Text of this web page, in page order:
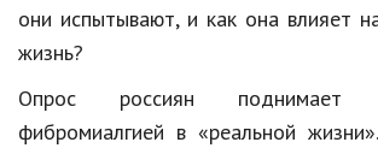
Спорт
Знаменитости
Статьи
они испытывают, и как она влияет
жизнь?
Опрос россиян поднимает
фибромиалгией в «реальной